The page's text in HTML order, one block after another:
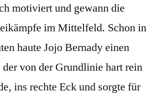
motiviert und gewann die
im Mittelfeld. Schon in
haute Jojo Bernady einen
von der Grundlinie hart rein
ins rechte Eck und sorgte für